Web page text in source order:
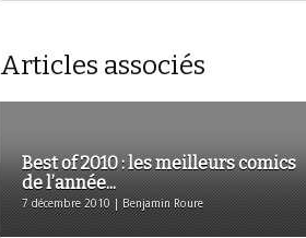
Articles associés
Best of 2010 : les meilleurs comics
de l’année...
7 décembre 2010 | Benjamin Roure